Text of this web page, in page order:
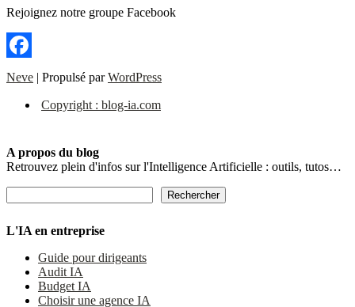
Rejoignez notre groupe Facebook
Facebook
Neve | Propulsé parWordPress
Copyright : blog-ia.com
A propos du blog
Retrouvez plein d'infos sur l'Intelligence Artificielle : outils, tutos…
Rechercher
L'IA en entreprise
Guide pour dirigeants
Audit IA
Budget IA
Choisir une agence IA